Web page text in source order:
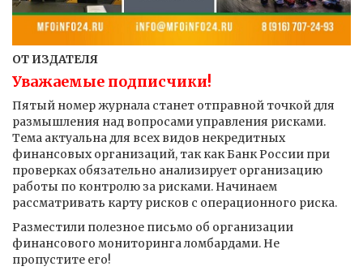
ОТ ИЗДАТЕЛЯ
Уважаемые подписчики!
Пятый номер журнала станет отправной точкой для
размышления над вопросами управления рисками.
Тема актуальна для всех видов некредитных
финансовых организаций, так как Банк России при
проверках обязательно анализирует организацию
работы по контролю за рисками. Начинаем
рассматривать карту рисков с операционного риска.
Разместили полезное письмо об организации
финансового мониторинга ломбардами. Не
пропустите его!